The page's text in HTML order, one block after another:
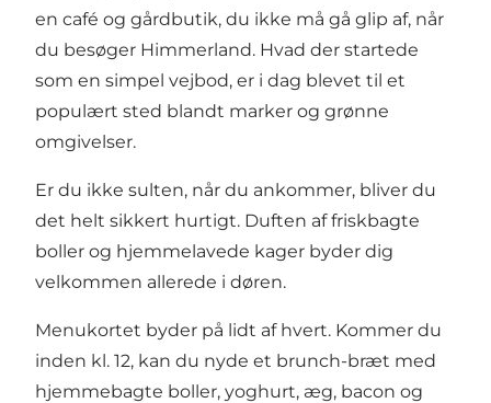
en café og gårdbutik, du ikke må gå glip af, når
du besøger Himmerland. Hvad der startede
som en simpel vejbod, er i dag blevet til et
populært sted blandt marker og grønne
omgivelser.
Er du ikke sulten, når du ankommer, bliver du
det helt sikkert hurtigt. Duften af friskbagte
boller og hjemmelavede kager byder dig
velkommen allerede i døren.
Menukortet byder på lidt af hvert. Kommer du
inden kl. 12, kan du nyde et brunch-bræt med
hjemmebagte boller, yoghurt, æg, bacon og